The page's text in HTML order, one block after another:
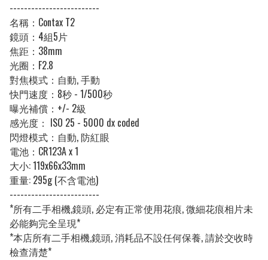
-------------------------
名稱：Contax T2
鏡頭：4組5片
焦距：38mm
光圈：F2.8
對焦模式：自動, 手動
快門速度：8秒 - 1/500秒
曝光補償：+/- 2級
感光度： ISO 25 - 5000 dx coded
閃燈模式：自動, 防紅眼
電池：CR123A x 1
大小: 119x66x33mm
重量: 295g (不含電池)
-------------------------
*所有二手相機,鏡頭, 必定有正常使用花痕, 微細花痕相片未
必能夠完全呈現*
*本店所有二手相機,鏡頭, 消耗品不設任何保養, 請於交收時
檢查清楚*